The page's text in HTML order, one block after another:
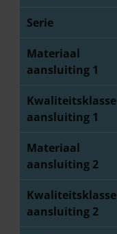
Serie
Materiaal
aansluiting 1
Kwaliteitsklasse
aansluiting 1
Materiaal
aansluiting 2
Kwaliteitsklasse
aansluiting 2